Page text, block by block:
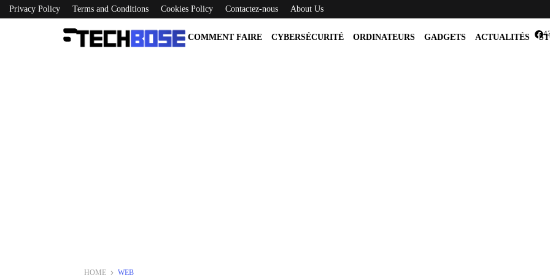
Privacy Policy Terms and Conditions Cookies Policy Contactez-nous About Us
COMMENT FAIRE CYBERSÉCURITÉ ORDINATEURS GADGETS ACTUALITÉS
HOME WEB